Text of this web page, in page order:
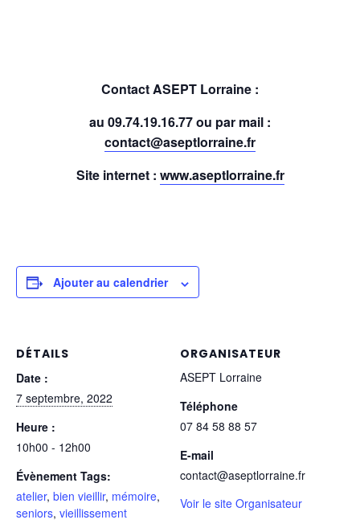
Contact ASEPT Lorraine :
au 09.74.19.16.77 ou par mail :
contact@aseptlorraine.fr
Site internet : www.aseptlorraine.fr
Ajouter au calendrier
DÉTAILS
Date :
7 septembre, 2022
Heure :
10h00 - 12h00
Évènement Tags:
atelier, bien vieillir, mémoire,
seniors, vieillissement
ORGANISATEUR
ASEPT Lorraine
Téléphone
07 84 58 88 57
E-mail
contact@aseptlorraine.fr
Voir le site Organisateur